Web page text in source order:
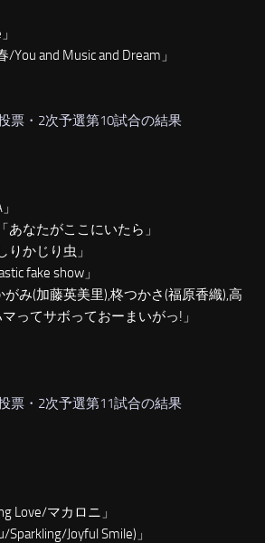
and Music and Dream」
票・2次予選第10試合の結果
なたがここにいたら」
かじり虫」
fake show」
み(加藤英美里),柊つかさ(福原香織),高
ってサボっておーまいがっ!」
票・2次予選第11試合の結果
Love/マカロニ」
Sparkling/Joyful Smile)」